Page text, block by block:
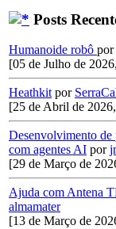
Posts
Humanoide robô por
[05 de Julho de
Heathkit por
[25 de Abril de
Desenvolvimento de
com agentes AI por
[29 de Março de
Ajuda com Antena
almamater
[13 de Março de